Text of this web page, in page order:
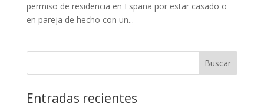
permiso de residencia en España por estar casado o
en pareja de hecho con un...
Entradas recientes